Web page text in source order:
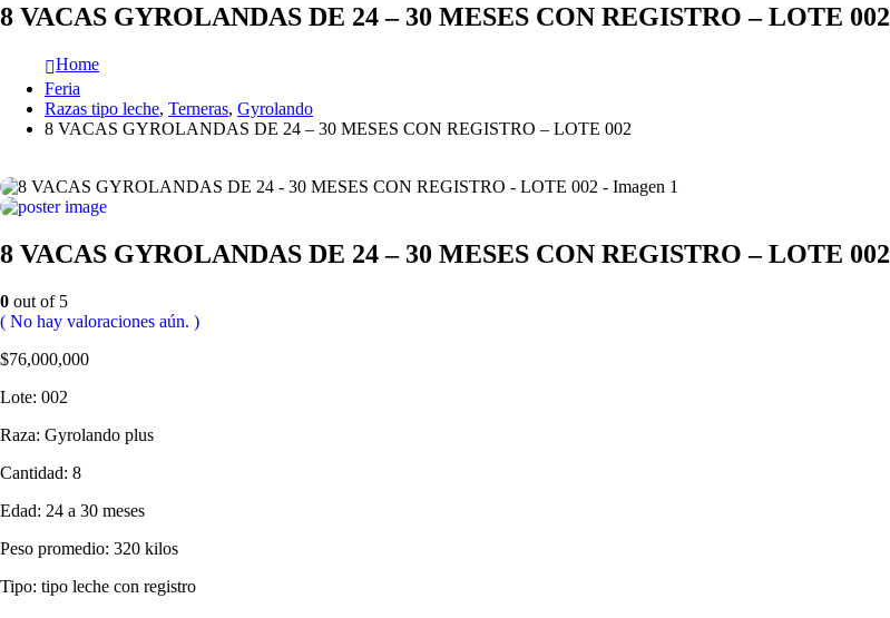
8 VACAS GYROLANDAS DE 24 – 30 MESES CON REGISTRO – LOTE 002
Home
Feria
Razas tipo leche, Terneras, Gyrolando
8 VACAS GYROLANDAS DE 24 – 30 MESES CON REGISTRO – LOTE 002
8 VACAS GYROLANDAS DE 24 – 30 MESES CON REGISTRO – LOTE 002
0 out of 5
( No hay valoraciones aún. )
$76,000,000
Lote: 002
Raza: Gyrolando plus
Cantidad: 8
Edad: 24 a 30 meses
Peso promedio: 320 kilos
Tipo: tipo leche con registro